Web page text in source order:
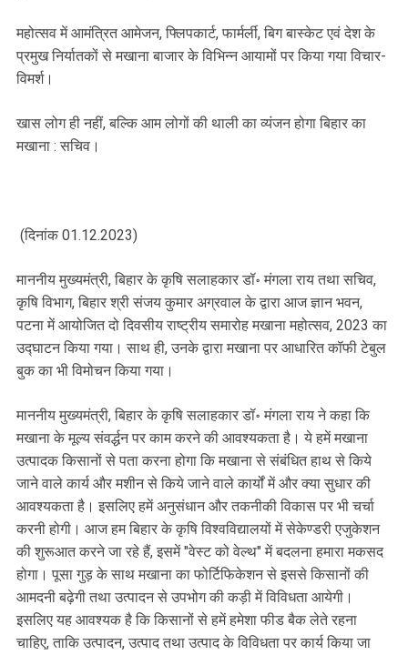
महोत्सव में आमंत्रित आमेजन, फ्लिपकार्ट, फार्मर्ली, बिग बास्केट एवं देश के
प्रमुख निर्यातकों से मखाना बाजार के विभिन्न आयामों पर किया गया विचार-
विमर्श।
खास लोग ही नहीं, बल्कि आम लोगों की थाली का व्यंजन होगा बिहार का
मखाना : सचिव।
(दिनांक 01.12.2023)
माननीय मुख्यमंत्री, बिहार के कृषि सलाहकार डॉ॰ मंगला राय तथा सचिव,
कृषि विभाग, बिहार श्री संजय कुमार अग्रवाल के द्वारा आज ज्ञान भवन,
पटना में आयोजित दो दिवसीय राष्ट्रीय समारोह मखाना महोत्सव, 2023 का
उद्घाटन किया गया। साथ ही, उनके द्वारा मखाना पर आधारित कॉफी टेबुल
बुक का भी विमोचन किया गया।
माननीय मुख्यमंत्री, बिहार के कृषि सलाहकार डॉ॰ मंगला राय ने कहा कि
मखाना के मूल्य संवर्द्धन पर काम करने की आवश्यकता है। ये हमें मखाना
उत्पादक किसानों से पता करना होगा कि मखाना से संबंधित हाथ से किये
जाने वाले कार्य और मशीन से किये जाने वाले कार्यों में और क्या सुधार की
आवश्यकता है। इसलिए हमें अनुसंधान और तकनीकी विकास पर भी चर्चा
करनी होगी। आज हम बिहार के कृषि विश्वविद्यालयों में सेकेण्डरी एजुकेशन
की शुरूआत करने जा रहे हैं, इसमें "वेस्ट को वेल्थ" में बदलना हमारा मकसद
होगा। पूसा गुड़ के साथ मखाना का फोर्टिफिकेशन से इससे किसानों की
आमदनी बढ़ेगी तथा उत्पादन से उपभोग की कड़ी में विविधता आयेगी।
इसलिए यह आवश्यक है कि किसानों से हमें हमेशा फीड बैक लेते रहना
चाहिए, ताकि उत्पादन, उत्पाद तथा उत्पाद के विविधता पर कार्य किया जा